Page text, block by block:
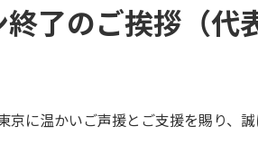
了のご挨拶（代
に温かいご声援とご支援を賜り、誠